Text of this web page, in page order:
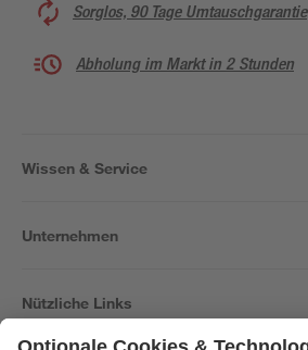
Sorglos, 90 Tage Umtauschgarantie
Abholung im Markt in 2 Stunden
Wissen & Service
Unternehmen
Nützliche Links